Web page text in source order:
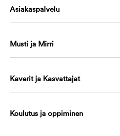
Asiakaspalvelu
Musti ja Mirri
Kaverit ja Kasvattajat
Koulutus ja oppiminen